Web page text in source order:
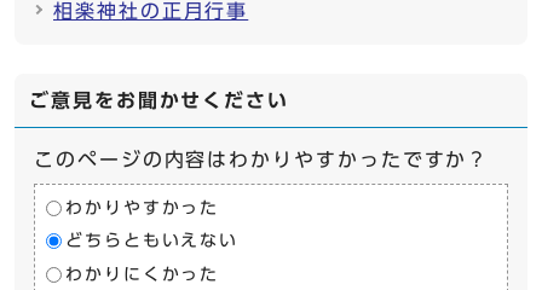
相楽神社の正月行事
ご意見をお聞かせください
このページの内容はわかりやすかったですか？
わかりやすかった
どちらともいえない
わかりにくかった